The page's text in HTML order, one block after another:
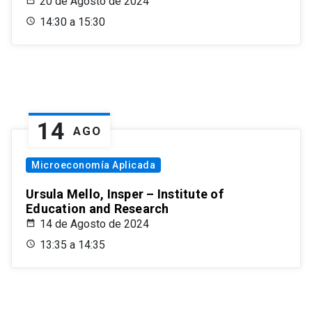
14:30 a 15:30
14 AGO
Microeconomía Aplicada
Ursula Mello, Insper – Institute of
Education and Research
14 de Agosto de 2024
13:35 a 14:35